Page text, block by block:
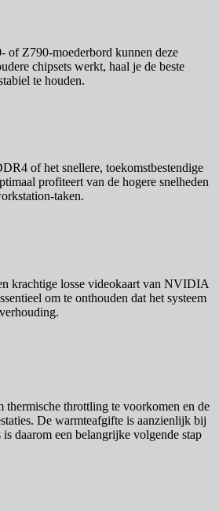
of Z790-moederbord kunnen deze
chipsets werkt, haal je de beste
te houden.
of het snellere, toekomstbestendige
profiteert van de hogere snelheden
taken.
krachtige losse videokaart van NVIDIA
om te onthouden dat het systeem
thermische throttling te voorkomen en de
De warmteafgifte is aanzienlijk bij
daarom een belangrijke volgende stap